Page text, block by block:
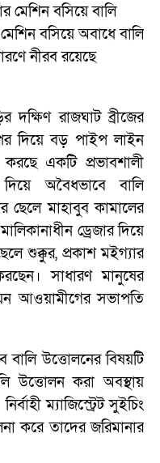
মেশিন বসিয়ে বালি
বসিয়ে অবাধে বালি
নীরব রয়েছে
দক্ষিণ রাজঘাট ব্রীজের
দিয়ে বড় পাইপ লাইন
একটি প্রভাবশালী
অবৈধভাবে বালি
মাহাবুব কামালের
ড্রেজার দিয়ে
শুক্কুর, প্রকাশ মইগ্যার
সাধারণ মানুষের
আওয়ামীগের সভাপতি
উত্তোলনের বিষয়টি
করা অবস্থায়
ম্যাজিস্ট্রেট সুইচিং
করে তাদের জরিমানার